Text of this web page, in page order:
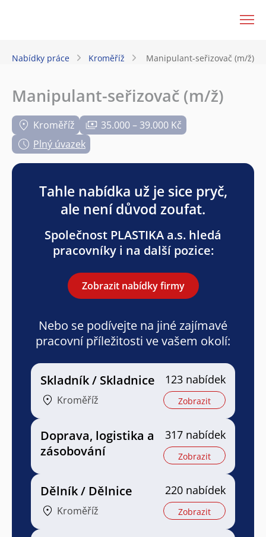
Nabídky práce Kroměříž Manipulant-seřizovač (m/ž)
Manipulant-seřizovač (m/ž)
Kroměříž
35.000 – 39.000 Kč
Plný úvazek
Tahle nabídka už je sice pryč,
ale není důvod zoufat.
Společnost PLASTIKA a.s. hledá
pracovníky i na další pozice:
Zobrazit nabídky firmy
Nebo se podívejte na jiné zajímavé
pracovní příležitosti ve vašem okolí:
Skladník / Skladnice
Kroměříž
123 nabídek
Zobrazit
Doprava, logistika a
zásobování
317 nabídek
Zobrazit
Dělník / Dělnice
Kroměříž
220 nabídek
Zobrazit